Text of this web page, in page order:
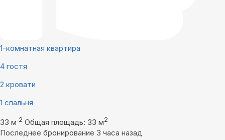
1-комнатная квартира
4 гостя
2 кровати
1 спальня
33 м 2 Общая площадь: 33 м2
Последнее бронирование 3 часа назад